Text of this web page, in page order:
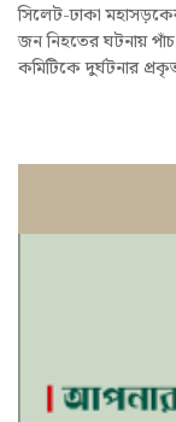
সিলেট-ঢাকা
জন নিহতের ঘটনায়
কমিটিকে দুর্ঘটনার